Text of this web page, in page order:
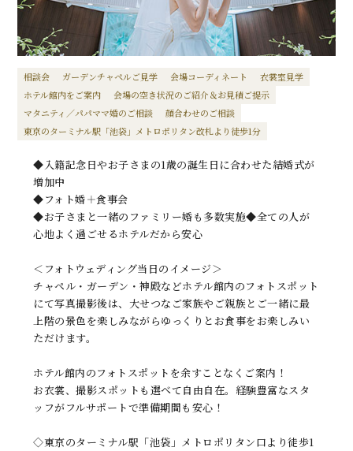
相談会 ガーデンチャペルご見学 会場コーディネート
衣裳室見学
ホテル館内をご案内
会場の空き状況のご紹介＆お見積ご提示
マタニティ／パパママ婚のご相談
顔合わせのご相談
東京のターミナル駅「池袋」メトロポリタン改札より徒歩1分
◆入籍記念日やお子さまの1歳の誕生日に合わせた結婚式が
増加中
◆フォト婚＋食事会
◆お子さまと一緒のファミリー婚も多数実施◆全ての人が
心地よく過ごせるホテルだから安心
＜フォトウェディング当日のイメージ＞
チャペル・ガーデン・神殿などホテル館内のフォトスポット
にて写真撮影後は、大せつなご家族やご親族とご一緒に最
上階の景色を楽しみながらゆっくりとお食事をお楽しみい
ただけます。
ホテル館内のフォトスポットを余すことなくご案内！
お衣裳、撮影スポットも選べて自由自在。経験豊富なスタ
ッフがフルサポートで準備期間も安心！
◇東京のターミナル駅「池袋」メトロポリタン口より徒歩1